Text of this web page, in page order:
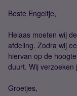
Beste Engeltje,
Helaas moeten wij
afdeling. Zodra wij
hiervan op de
duurt. Wij
Groetjes,